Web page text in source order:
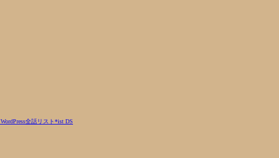
WordPress全話リスト*ist DS